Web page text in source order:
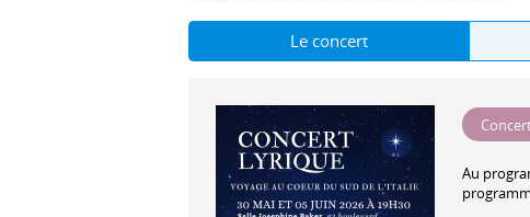
Le concert
Au